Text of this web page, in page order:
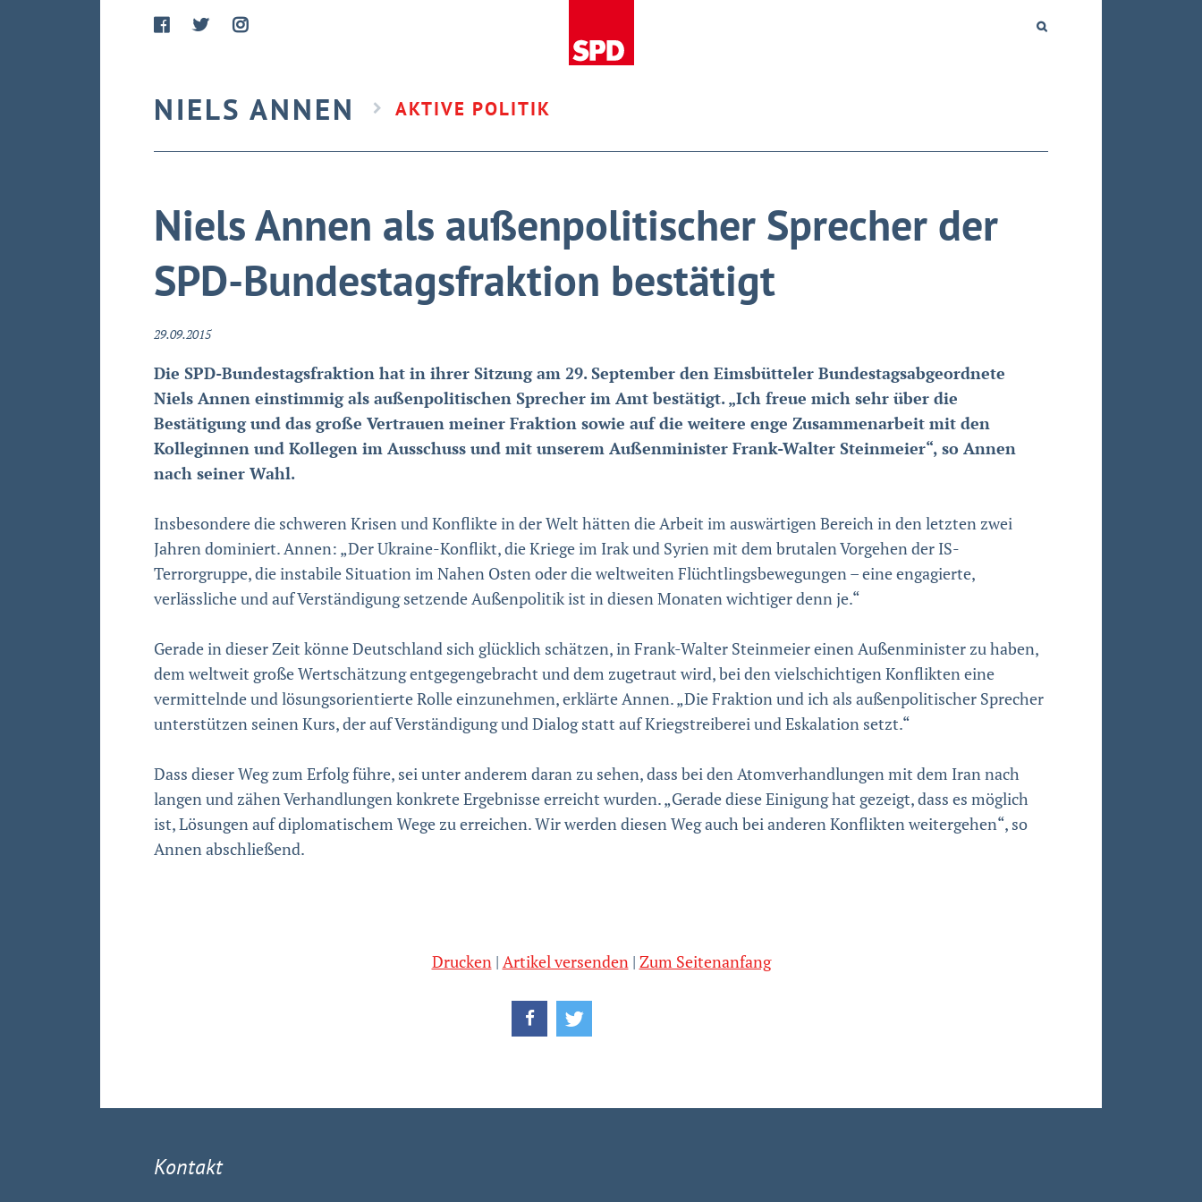
NIELS ANNEN AKTIVE POLITIK
Niels Annen als außenpolitischer Sprecher der
SPD-Bundestagsfraktion bestätigt
29.09.2015
Die SPD-Bundestagsfraktion hat in ihrer Sitzung am 29. September den Eims­büt­te­ler Bun­des­tags­ab­ge­ord­nete
Niels Annen einstimmig als außen­po­li­ti­schen Spre­cher im Amt bestätigt.„Ich freue mich sehr über die
Bestätigung und das große Vertrauen mei­ner Frak­tion sowie auf die weitere enge Zusammenarbeit mit den
Kolleginnen und Kollegen im Ausschuss und mit unserem Außen­mi­nis­ter Frank-Walter Stein­meier“, so Annen
nach seiner Wahl.
Insbesondere die schweren Krisen und Konflikte in der Welt hätten die Arbeit im auswärtigen Bereich in den letzten zwei
Jahren dominiert. Annen: „Der Ukraine-Konflikt, die Kriege im Irak und Syrien mit dem brutalen Vorgehen der IS-
Terrorgruppe, die instabile Situation im Nahen Osten oder die weltweiten Flüchtlingsbewegungen – eine engagierte,
verlässliche und auf Verständigung setzende Außenpolitik ist in diesen Monaten wichtiger denn je.“
Gerade in dieser Zeit könne Deutschland sich glücklich schätzen, in Frank-Walter Steinmeier einen Außenminister zu haben,
dem weltweit große Wertschätzung entgegengebracht und dem zugetraut wird, bei den vielschichtigen Konflikten eine
vermittelnde und lösungsorientierte Rolle einzunehmen, erklärte Annen. „Die Fraktion und ich als außenpolitischer Sprecher
unterstützen seinen Kurs, der auf Verständigung und Dialog statt auf Kriegstreiberei und Eskalation setzt.“
Dass dieser Weg zum Erfolg führe, sei unter anderem daran zu sehen, dass bei den Atomverhandlungen mit dem Iran nach
langen und zähen Verhandlungen konkrete Ergebnisse erreicht wurden. „Gerade diese Einigung hat gezeigt, dass es möglich
ist, Lösungen auf diplomatischem Wege zu erreichen. Wir werden diesen Weg auch bei anderen Konflikten weitergehen“, so
Annen abschließend.
Drucken Artikel versenden Zum Seitenanfang
Kontakt